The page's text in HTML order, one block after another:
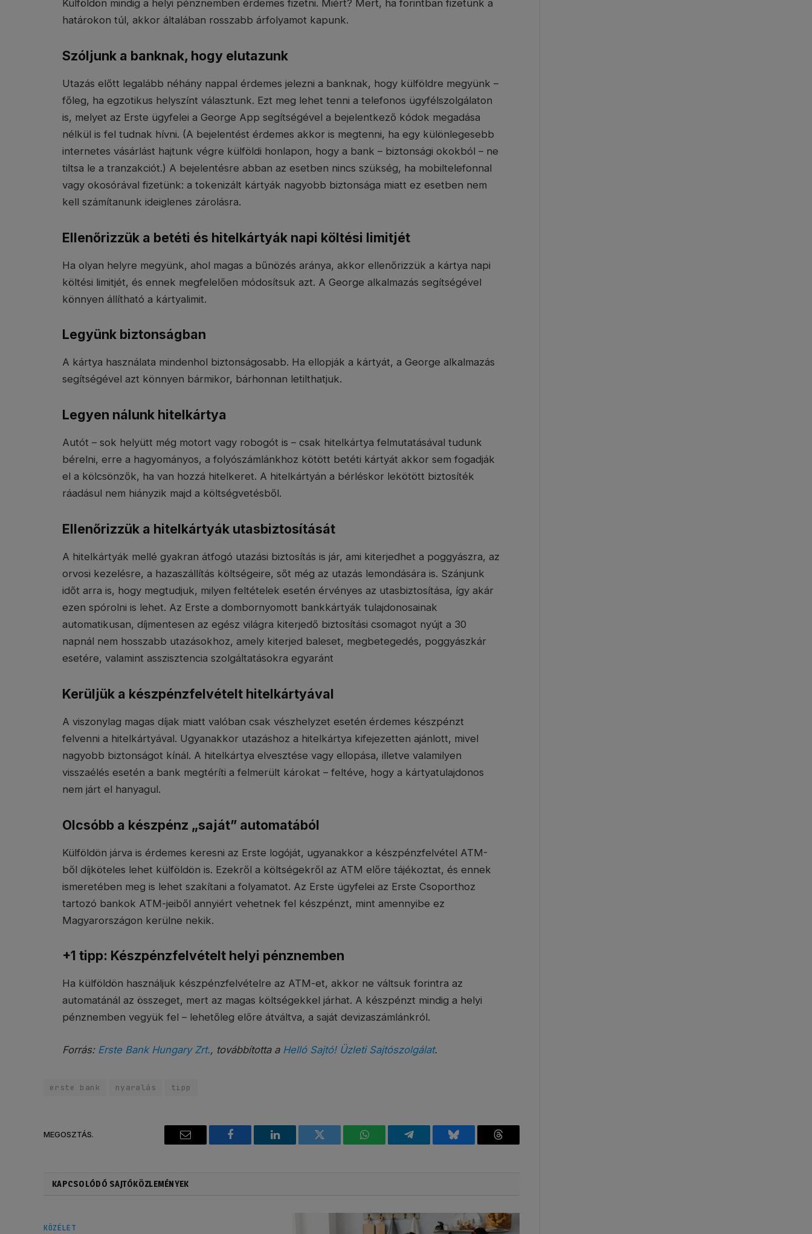
Külföldön mindig a helyi pénznemben érdemes fizetni. Miért? Mert, ha forintban fizetünk a
határokon túl, akkor általában rosszabb árfolyamot kapunk.
Szóljunk a banknak, hogy elutazunk
Utazás előtt legalább néhány nappal érdemes jelezni a banknak, hogy külföldre megyünk –
főleg, ha egzotikus helyszínt választunk. Ezt meg lehet tenni a telefonos ügyfélszolgálaton
is, melyet az Erste ügyfelei a George App segítségével a bejelentkező kódok megadása
nélkül is fel tudnak hívni. (A bejelentést érdemes akkor is megtenni, ha egy különlegesebb
internetes vásárlást hajtunk végre külföldi honlapon, hogy a bank – biztonsági okokból – ne
tiltsa le a tranzakciót.) A bejelentésre abban az esetben nincs szükség, ha mobiltelefonnal
vagy okosórával fizetünk: a tokenizált kártyák nagyobb biztonsága miatt ez esetben nem
kell számítanunk ideiglenes zárolásra.
Ellenőrizzük a betéti és hitelkártyák napi költési limitjét
Ha olyan helyre megyünk, ahol magas a bűnözés aránya, akkor ellenőrizzük a kártya napi
költési limitjét, és ennek megfelelően módosítsuk azt. A George alkalmazás segítségével
könnyen állítható a kártyalimit.
Legyünk biztonságban
A kártya használata mindenhol biztonságosabb. Ha ellopják a kártyát, a George alkalmazás
segítségével azt könnyen bármikor, bárhonnan letilthatjuk.
Legyen nálunk hitelkártya
Autót – sok helyütt még motort vagy robogót is – csak hitelkártya felmutatásával tudunk
bérelni, erre a hagyományos, a folyószámlánkhoz kötött betéti kártyát akkor sem fogadják
el a kölcsönzők, ha van hozzá hitelkeret. A hitelkártyán a bérléskor lekötött biztosíték
ráadásul nem hiányzik majd a költségvetésből.
Ellenőrizzük a hitelkártyák utasbiztosítását
A hitelkártyák mellé gyakran átfogó utazási biztosítás is jár, ami kiterjedhet a poggyászra, az
orvosi kezelésre, a hazaszállítás költségeire, sőt még az utazás lemondására is. Szánjunk
időt arra is, hogy megtudjuk, milyen feltételek esetén érvényes az utasbiztosítása, így akár
ezen spórolni is lehet. Az Erste a dombornyomott bankkártyák tulajdonosainak
automatikusan, díjmentesen az egész világra kiterjedő biztosítási csomagot nyújt a 30
napnál nem hosszabb utazásokhoz, amely kiterjed baleset, megbetegedés, poggyászkár
esetére, valamint asszisztencia szolgáltatásokra egyaránt
Kerüljük a készpénzfelvételt hitelkártyával
A viszonylag magas díjak miatt valóban csak vészhelyzet esetén érdemes készpénzt
felvenni a hitelkártyával. Ugyanakkor utazáshoz a hitelkártya kifejezetten ajánlott, mivel
nagyobb biztonságot kínál. A hitelkártya elvesztése vagy ellopása, illetve valamilyen
visszaélés esetén a bank megtéríti a felmerült károkat – feltéve, hogy a kártyatulajdonos
nem járt el hanyagul.
Olcsóbb a készpénz „saját” automatából
Külföldön járva is érdemes keresni az Erste logóját, ugyanakkor a készpénzfelvétel ATM-
ből díjköteles lehet külföldön is. Ezekről a költségekről az ATM előre tájékoztat, és ennek
ismeretében meg is lehet szakítani a folyamatot. Az Erste ügyfelei az Erste Csoporthoz
tartozó bankok ATM-jeiből annyiért vehetnek fel készpénzt, mint amennyibe ez
Magyarországon kerülne nekik.
+1 tipp: Készpénzfelvételt helyi pénznemben
Ha külföldön használjuk készpénzfelvételre az ATM-et, akkor ne váltsuk forintra az
automatánál az összeget, mert az magas költségekkel járhat. A készpénzt mindig a helyi
pénznemben vegyük fel – lehetőleg előre átváltva, a saját devizaszámlánkról.
Forrás: Erste Bank Hungary Zrt., továbbította a Helló Sajtó! Üzleti Sajtószolgálat.
erste bank nyaralás tipp
MEGOSZTÁS.
Email Facebook LinkedIn Twitter WhatsAppTelegram Bluesky Threads
KAPCSOLÓDÓ SAJTÓKÖZLEMÉNYEK
KÖZÉLET